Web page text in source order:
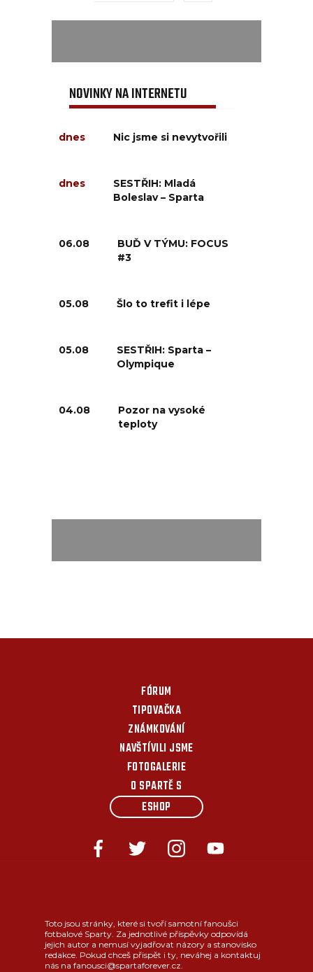
NOVINKY NA INTERNETU
dnes Nic jsme si nevytvořili
dnes
SESTŘIH: Mladá
Boleslav – Sparta
06.08
BUĎ V TÝMU: FOCUS
#3
05.08 Šlo to trefit i lépe
05.08
SESTŘIH: Sparta –
Olympique
04.08
Pozor na vysoké
teploty
FÓRUM
TIPOVAČKA
ZNÁMKOVÁNÍ
NAVŠTÍVILI JSME
FOTOGALERIE
O SPARTĚ S
ESHOP
Toto jsou stránky, které si tvoří samotní fanoušci
fotbalové Sparty. Za jednotlivé příspěvky odpovídá
jejich autor a nemusí vyjadřovat názory a stanovisko
redakce. Pokud chceš přispět i ty, neváhej a kontaktuj
nás na fanousci@spartaforever.cz.